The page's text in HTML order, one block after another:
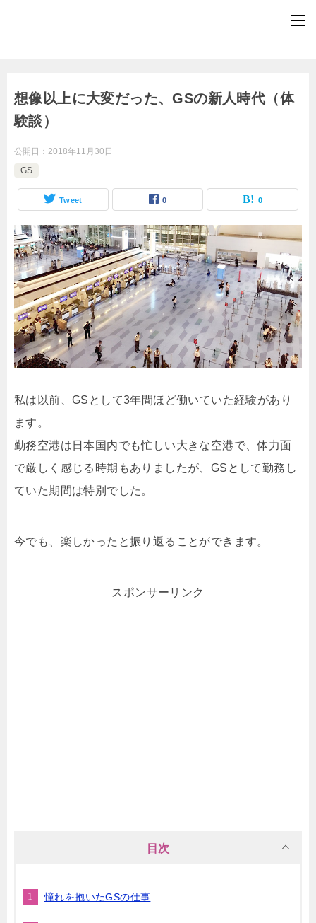
想像以上に大変だった、GSの新人時代（体
験談）
公開日： 2018年11月30日
GS
Tweet 0 0
私は以前、GSとして3年間ほど働いていた経験があり
ます。
勤務空港は日本国内でも忙しい大きな空港で、体力面
で厳しく感じる時期もありましたが、GSとして勤務し
ていた期間は特別でした。
今でも、楽しかったと振り返ることができます。
スポンサーリンク
目次
憧れを抱いたGSの仕事